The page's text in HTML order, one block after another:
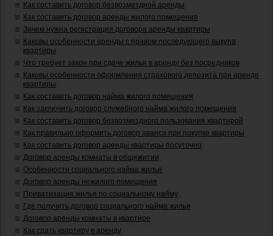
Как составить договор безвозмездной аренды
Как составить договор аренды жилого помещения
Зачем нужна регистрация договора аренды квартиры
Каковы особенности аренды с правом последующего выкупа
квартиры
Что требует закон при сдаче жилья в аренду без посредников
Каковы особенности оформления страхового депозита при аренде
квартиры
Как составить договор найма жилого помещения
Как заключить договор служебного найма жилого помещения
Как составить договор безвозмездного пользования квартирой
Как правильно оформить договор аванса при покупке квартиры
Как составить договор аренды квартиры посуточно
Договор аренды комнаты в общежитии
Особенности социального найма жилья
Договор аренды нежилого помещения
Приватизация жилья по социальному найму
Где получить договор социального найма жилья
Договор аренды комнаты в квартире
Как сдать квартиру в аренду